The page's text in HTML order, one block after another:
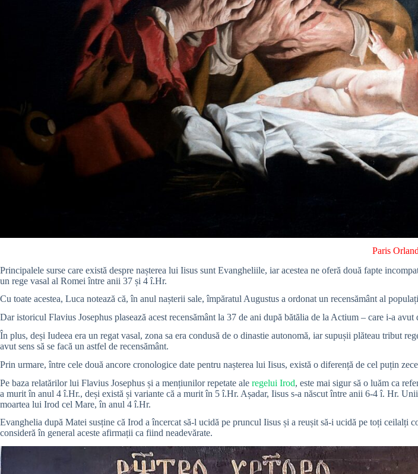
Paris
Principalele surse care există despre nașterea lui Iisus sunt Evangheliile, iar acestea ne oferă două fapte
un rege vasal al Romei între anii 37 și 4 î.Hr.
Cu toate acestea, Luca notează că, în anul nașterii sale, împăratul Augustus a ordonat un recensământ al
Dar istoricul Flavius Josephus plasează acest recensământ la 37 de ani după bătălia de la Actium – care i-a
În plus, deși Iudeea era un regat vasal, zona sa era condusă de o dinastie autonomă, iar supușii plăteau
avut sens să se facă un astfel de recensământ.
Prin urmare, între cele două ancore cronologice date pentru nașterea lui Iisus, există o diferență de cel puțin
Pe baza relatărilor lui Flavius Josephus și a mențiunilor repetate ale regelui Irod, este mai sigur să o luăm ca
a murit în anul 4 î.Hr., deși există și variante că a murit în 5 î.Hr. Așadar, Iisus s-a născut între anii 6-4 î. Hr.
moartea lui Irod cel Mare, în anul 4 î.Hr.
Evanghelia după Matei susține că Irod a încercat să-l ucidă pe pruncul Iisus și a reușit să-i ucidă pe toți
consideră în general aceste afirmații ca fiind neadevărate.